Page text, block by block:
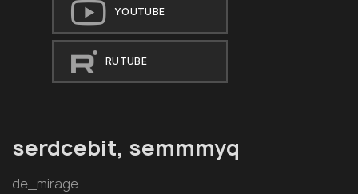
YOUTUBE
RUTUBE
serdcebit, semmmyq
de_mirage